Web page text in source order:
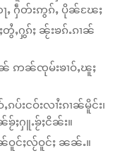
ႇ ႁဵတ်းဢွၵ်ႇ ပိုၼ်ၽႄႈ
ႇႁွၵ်ႈ ၼႂ်းၶၵ်ႉၵၢၼ်
ၼ် ဢၼ်ၸုမ်းၶၢဝ်ႇၽူႈ
ပ်းငဝ်းလၢႆးၵၢၼ်မိူင်း၊
ၶႂ်ႈႁူႉၶႂ်ႈငိၼ်း။
ဝူင်ႈလႂ်ဝူင်ႈ ၼၼ်ႉ။